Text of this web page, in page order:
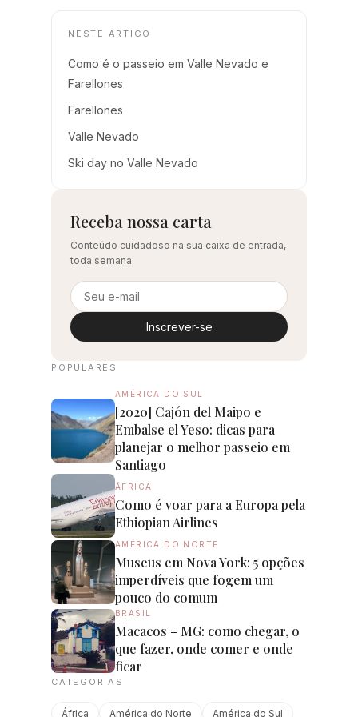
NESTE ARTIGO
Como é o passeio em Valle Nevado e
Farellones
Farellones
Valle Nevado
Ski day no Valle Nevado
Receba nossa carta
Conteúdo cuidadoso na sua caixa de entrada,
toda semana.
Inscrever-se
POPULARES
AMÉRICA DO SUL
[2020] Cajón del Maipo e
Embalse el Yeso: dicas para
planejar o melhor passeio em
Santiago
ÁFRICA
Como é voar para a Europa pela
Ethiopian Airlines
AMÉRICA DO NORTE
Museus em Nova York: 5 opções
imperdíveis que fogem um
pouco do comum
BRASIL
Macacos – MG: como chegar, o
que fazer, onde comer e onde
ficar
CATEGORIAS
África América do Norte América do Sul